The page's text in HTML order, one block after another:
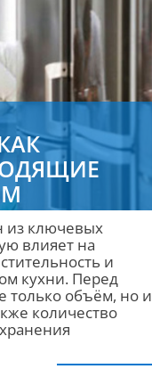
из ключевых
влияет на
и
кухни. Перед
только объём, но и
количество